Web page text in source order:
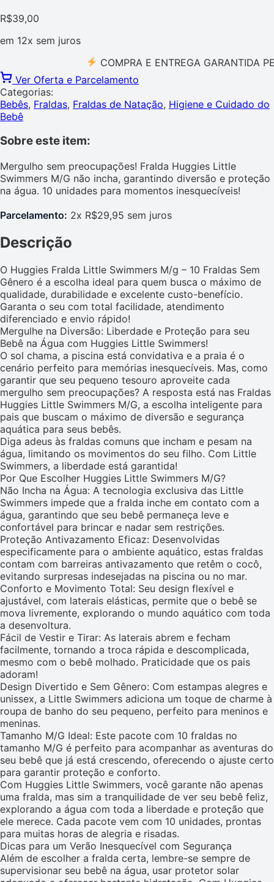
R$39,00
em 12x sem juros
COMPRA E ENTREGA GARANTIDA PELO
Ver Oferta e Parcelamento
Categorias:
Bebês, Fraldas, Fraldas de Natação, Higiene e Cuidado do
Bebê
Sobre este item:
Mergulho sem preocupações! Fralda Huggies Little
Swimmers M/G não incha, garantindo diversão e proteção
na água. 10 unidades para momentos inesquecíveis!
Parcelamento: 2x R$29,95 sem juros
Descrição
O Huggies Fralda Little Swimmers M/g – 10 Fraldas Sem
Gênero é a escolha ideal para quem busca o máximo de
qualidade, durabilidade e excelente custo-benefício.
Garanta o seu com total facilidade, atendimento
diferenciado e envio rápido!
Mergulhe na Diversão: Liberdade e Proteção para seu
Bebê na Água com Huggies Little Swimmers!
O sol chama, a piscina está convidativa e a praia é o
cenário perfeito para memórias inesquecíveis. Mas, como
garantir que seu pequeno tesouro aproveite cada
mergulho sem preocupações? A resposta está nas Fraldas
Huggies Little Swimmers M/G, a escolha inteligente para
pais que buscam o máximo de diversão e segurança
aquática para seus bebês.
Diga adeus às fraldas comuns que incham e pesam na
água, limitando os movimentos do seu filho. Com Little
Swimmers, a liberdade está garantida!
Por Que Escolher Huggies Little Swimmers M/G?
Não Incha na Água: A tecnologia exclusiva das Little
Swimmers impede que a fralda inche em contato com a
água, garantindo que seu bebê permaneça leve e
confortável para brincar e nadar sem restrições.
Proteção Antivazamento Eficaz: Desenvolvidas
especificamente para o ambiente aquático, estas fraldas
contam com barreiras antivazamento que retêm o cocô,
evitando surpresas indesejadas na piscina ou no mar.
Conforto e Movimento Total: Seu design flexível e
ajustável, com laterais elásticas, permite que o bebê se
mova livremente, explorando o mundo aquático com toda
a desenvoltura.
Fácil de Vestir e Tirar: As laterais abrem e fecham
facilmente, tornando a troca rápida e descomplicada,
mesmo com o bebê molhado. Praticidade que os pais
adoram!
Design Divertido e Sem Gênero: Com estampas alegres e
unissex, a Little Swimmers adiciona um toque de charme à
roupa de banho do seu pequeno, perfeito para meninos e
meninas.
Tamanho M/G Ideal: Este pacote com 10 fraldas no
tamanho M/G é perfeito para acompanhar as aventuras do
seu bebê que já está crescendo, oferecendo o ajuste certo
para garantir proteção e conforto.
Com Huggies Little Swimmers, você garante não apenas
uma fralda, mas sim a tranquilidade de ver seu bebê feliz,
explorando a água com toda a liberdade e proteção que
ele merece. Cada pacote vem com 10 unidades, prontas
para muitas horas de alegria e risadas.
Dicas para um Verão Inesquecível com Segurança
Além de escolher a fralda certa, lembre-se sempre de
supervisionar seu bebê na água, usar protetor solar